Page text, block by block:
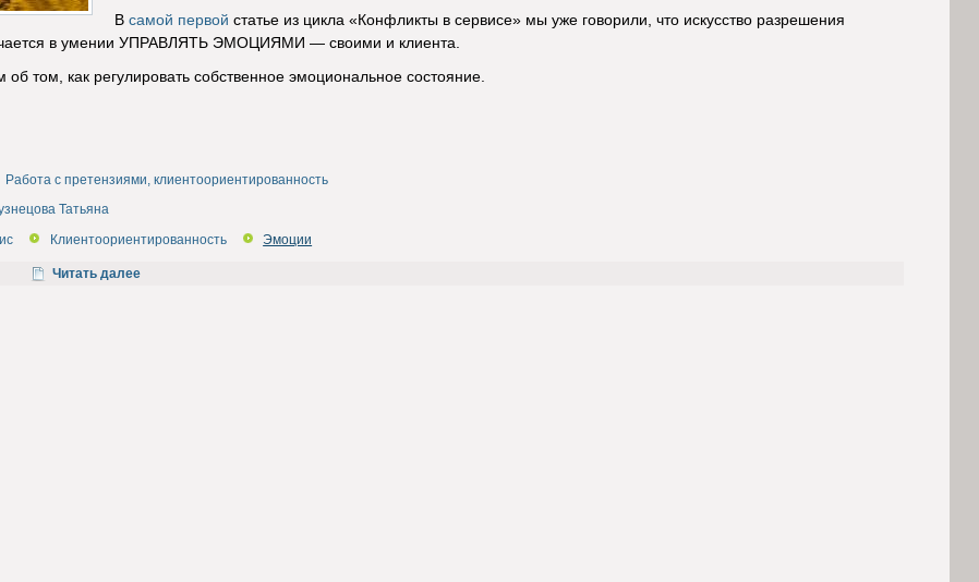
В самой первой статье из цикла «Конфликты в сервисе» мы уже говорили, что искусство разрешения
в умении УПРАВЛЯТЬ ЭМОЦИЯМИ — своими и клиента.
об том, как регулировать собственное эмоциональное состояние.
Работа с претензиями, клиентоориентированность
Татьяна
Клиентоориентированность Эмоции
Читать далее